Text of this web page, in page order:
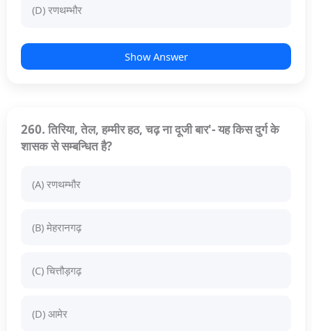
(D) रणथम्भौर
Show Answer
260. तिरिया, तेल, हम्मीर हठ, चढ़ ना दूजी बार'- यह किस दुर्ग के
शासक से सम्बन्धित है?
(A) रणथम्भौर
(B) मेहरानगढ़
(C) चित्तौड़गढ़
(D) आमेर